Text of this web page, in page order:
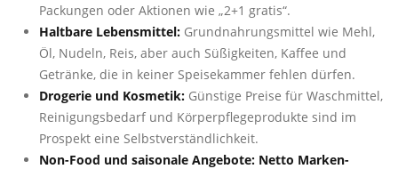
Packungen oder Aktionen wie „2+1 gratis“.
Haltbare Lebensmittel: Grundnahrungsmittel wie Mehl,
Öl, Nudeln, Reis, aber auch Süßigkeiten, Kaffee und
Getränke, die in keiner Speisekammer fehlen dürfen.
Drogerie und Kosmetik: Günstige Preise für Waschmittel,
Reinigungsbedarf und Körperpflegeprodukte sind im
Prospekt eine Selbstverständlichkeit.
Non-Food und saisonale Angebote: Netto Marken-